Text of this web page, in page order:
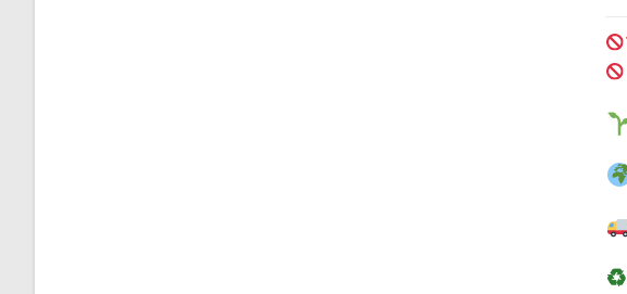
t
i
v
:
♻